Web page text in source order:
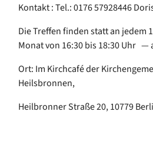
Kontakt : Tel.: 0176 57928446
Die Treffen finden statt an jedem
Monat von 16:30 bis 18:30 Uhr —
Ort: Im Kirchcafé der
Heilsbronnen,
Heilbronner Straße 20, 10779